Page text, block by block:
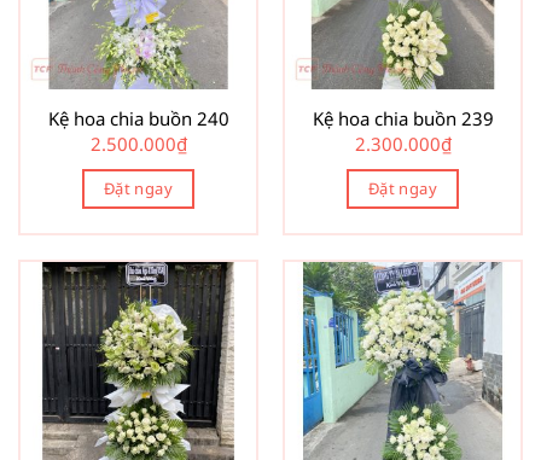
Kệ hoa chia buồn 240
2.500.000₫
Đặt ngay
Kệ hoa chia buồn 239
2.300.000₫
Đặt ngay